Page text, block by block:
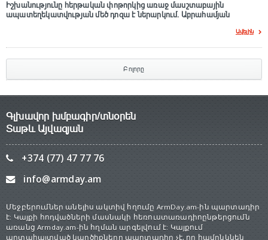
Իշխանությունը հերթական փոթորկից առաջ մասշտաբային
ապատեղեկատվության մեծ դnզա է ներարկում․ Աբրահամյան
Ավելին
Բոլորը
Գլխավոր խմբագիր/տնօրեն
Տաթև Այվազյան
+374 (77) 47 77 76
info@armday.am
Մեջբերումներ անելիս ակտիվ հղումը ArmDay.am-ին պարտադիր
է: Կայքի հոդվածների մասնակի հեռուստառադիոընթերցումն
առանց Armday.am-ին հղման արգելվում է: Կայքում
արտահայտված կարծիքները պարտադիր չէ, որ համընկնեն